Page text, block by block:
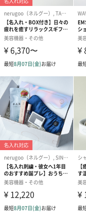
うれしい収納付きで、
べます！頭回りに快適
スター付きで好みのサ
頑張るあなたに至福の
SALUAのホットアイマ
トするため、「衛生面
りました。
SALUA（サルア）
2021年に大阪で生まれ
お店です。主に体の温
SALUAはあなたにリラ